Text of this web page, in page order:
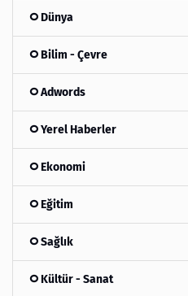
Dünya
Bilim - Çevre
Adwords
Yerel Haberler
Ekonomi
Eğitim
Sağlık
Kültür - Sanat